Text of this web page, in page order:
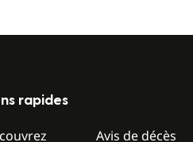
rapides
Avis de décès